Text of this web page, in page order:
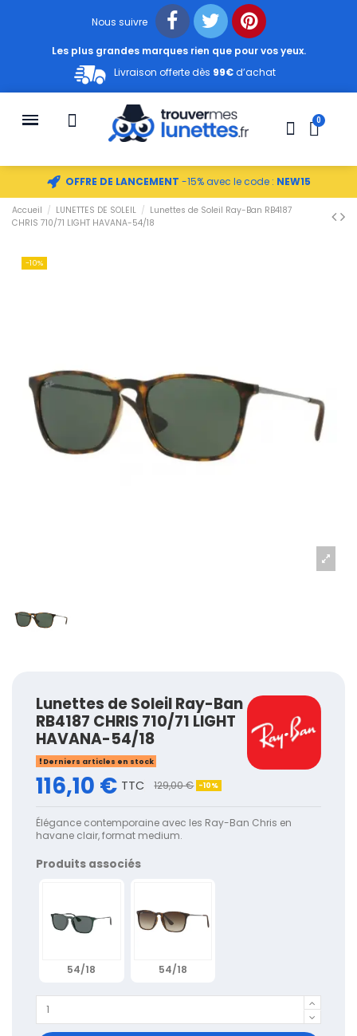
Nous suivre
Les plus grandes marques rien que pour vos yeux.
Livraison offerte dès 99€d’achat
OFFRE DE LANCEMENT -15% avec le code : NEW15
Accueil LUNETTES DE SOLEIL
Lunettes de Soleil Ray-Ban RB4187
CHRIS 710/71 LIGHT HAVANA-54/18
-10%
Lunettes de Soleil Ray-Ban
RB4187 CHRIS 710/71 LIGHT
HAVANA-54/18
Derniers articles en stock
116,10 € TTC 129,00 € -10%
Élégance contemporaine avec les Ray-Ban Chris en
havane clair, format medium.
Produits associés
54/18 54/18